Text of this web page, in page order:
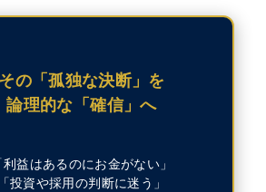
その「孤独な決断」を
論理的な「確信」へ
利益はあるのにお金がない」
「投資や採用の判断に迷う」